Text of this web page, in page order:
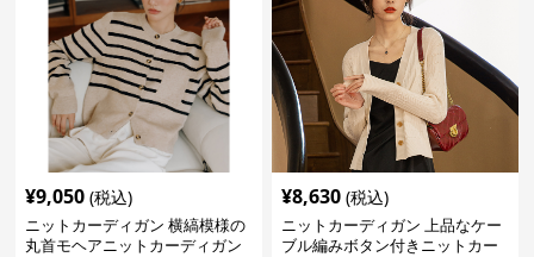
¥9,050 (税込)
ニットカーディガン 横縞模様の
丸首モヘアニットカーディガン
¥8,630 (税込)
ニットカーディガン 上品なケー
ブル編みボタン付きニットカー